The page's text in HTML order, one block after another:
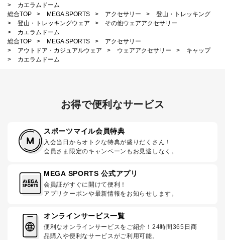
>
カエラムドーム
総合TOP
> MEGA SPORTS > アクセサリー >
登山・トレッキング
>
登山・トレッキングウェア >
その他ウェアアクセサリー
>
カエラムドーム
総合TOP
> MEGA SPORTS >
アクセサリー
>
アウトドア・カジュアルウェア > ウェアアクセサリー >
キャップ
>
カエラムドーム
お得で便利なサービス
スポーツマイル会員特典
入会当日からオトクな特典が盛りだくさん！
会員さま限定のキャンペーンもお見逃しなく。
MEGA SPORTS 公式アプリ
会員証がすぐに開けて便利！
アプリクーポンや最新情報をお知らせします。
オンラインサービス一覧
便利なオンラインサービスをご紹介！24時間365日商
品購入や便利なサービスがご利用可能。